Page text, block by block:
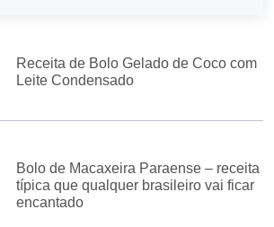
Receita de Bolo Gelado de Coco com
Leite Condensado
Bolo de Macaxeira Paraense – receita
típica que qualquer brasileiro vai ficar
encantado